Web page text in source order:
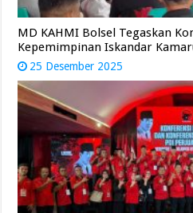
MD KAHMI Bolsel Tegaskan
Kepemimpinan Iskandar
25 Desember 2025